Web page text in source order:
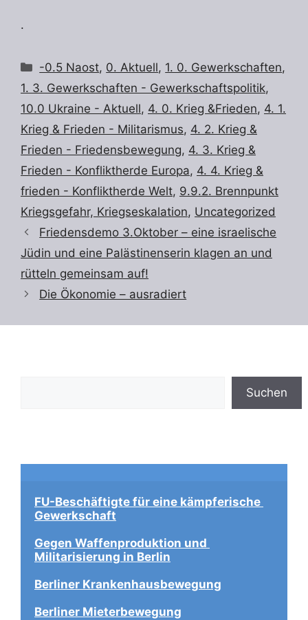
.
Kategorien
-0.5 Naost, 0. Aktuell, 1. 0. Gewerkschaften,
1. 3. Gewerkschaften - Gewerkschaftspolitik,
10.0 Ukraine - Aktuell, 4. 0. Krieg &Frieden, 4. 1.
Krieg & Frieden - Militarismus, 4. 2. Krieg &
Frieden - Friedensbewegung, 4. 3. Krieg &
Frieden - Konfliktherde Europa, 4. 4. Krieg &
frieden - Konfliktherde Welt, 9.9.2. Brennpunkt
Kriegsgefahr, Kriegseskalation, Uncategorized
Friedensdemo 3.Oktober – eine israelische
Jüdin und eine Palästinenserin klagen an und
rütteln gemeinsam auf!
Die Ökonomie – ausradiert
Suchen
FU-Beschäftigte für eine kämpferische
Gewerkschaft
Gegen Waffenproduktion und
Militarisierung in Berlin
Berliner Krankenhausbewegung
Berliner Mieterbewegung